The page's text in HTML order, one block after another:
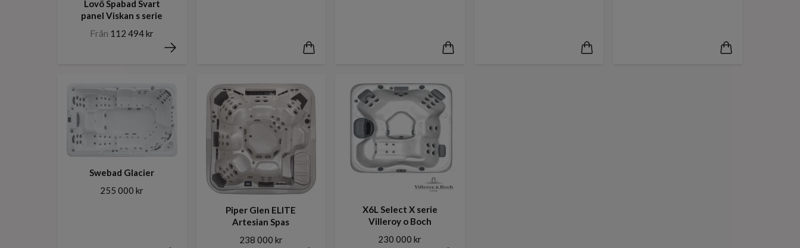
Lovö Spabad Svart
panel Viskan s serie
Från 112 494 kr
Swebad Glacier
255 000 kr
Piper Glen ELITE
Artesian Spas
238 000 kr
X6L Select X serie
Villeroy o Boch
230 000 kr